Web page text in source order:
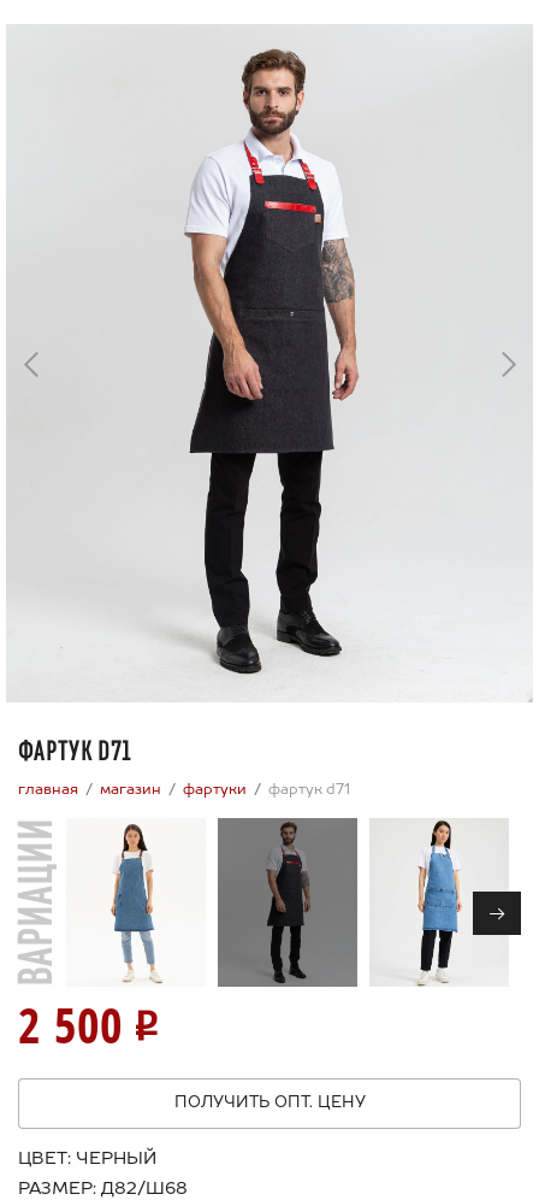
Скидки
←
→
ФАРТУК D71
главная магазин фартуки фартук d71
ВАРИАЦИИ →
2 500
ПОЛУЧИТЬ ОПТ. ЦЕНУ
ЦВЕТ: ЧЕРНЫЙ
РАЗМЕР: Д82/Ш68